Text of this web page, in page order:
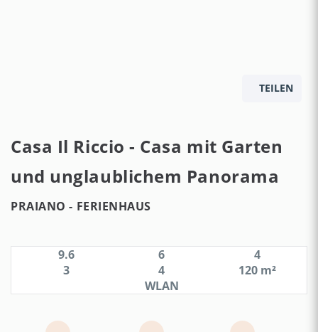
TEILEN
Casa Il Riccio - Casa mit Garten
und unglaublichem Panorama
PRAIANO - FERIENHAUS
9.6 6
4
3
4
120 m²
WLAN